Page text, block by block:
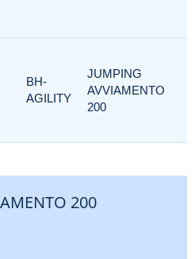
BH-
AGILITY
JUMPING
AVVIAMENTO
200
200